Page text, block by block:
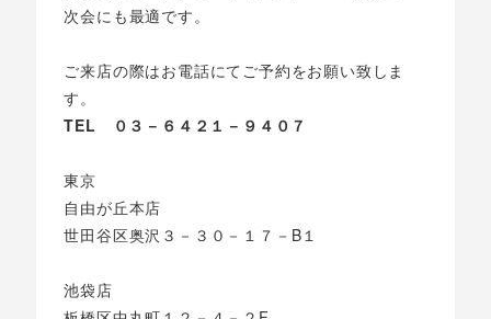
次会にも最適です。
ご来店の際はお電話にてご予約をお願い致しま
す。
TEL ０３－６４２１－９４０７
東京
自由が丘本店
世田谷区奥沢３－３０－１７－B１
池袋店